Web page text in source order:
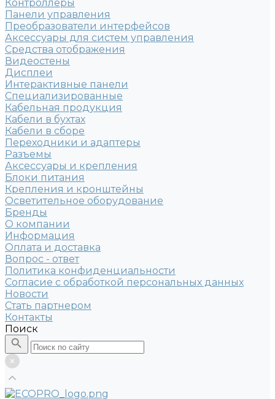
Контроллеры
Панели управления
Преобразователи интерфейсов
Аксессуары для систем управления
Средства отображения
Видеостены
Дисплеи
Интерактивные панели
Специализированные
Кабельная продукция
Кабели в бухтах
Кабели в сборе
Переходники и адаптеры
Разъемы
Аксессуары и крепления
Блоки питания
Крепления и кронштейны
Осветительное оборудование
Бренды
О компании
Информация
Оплата и доставка
Вопрос - ответ
Политика конфиденциальности
Согласие с обработкой персональных данных
Новости
Стать партнером
Контакты
Поиск